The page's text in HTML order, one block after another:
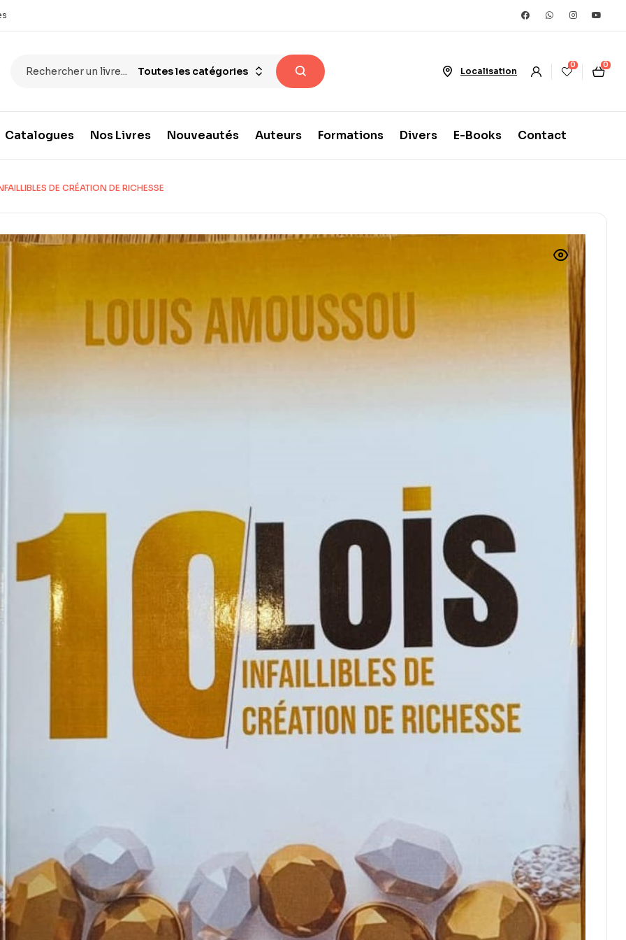
Toutes les catégories Localisation
0 0
Catalogues Nos Livres Nouveautés Auteurs Formations Divers E-Books Contact
DE CRÉATION DE RICHESSE